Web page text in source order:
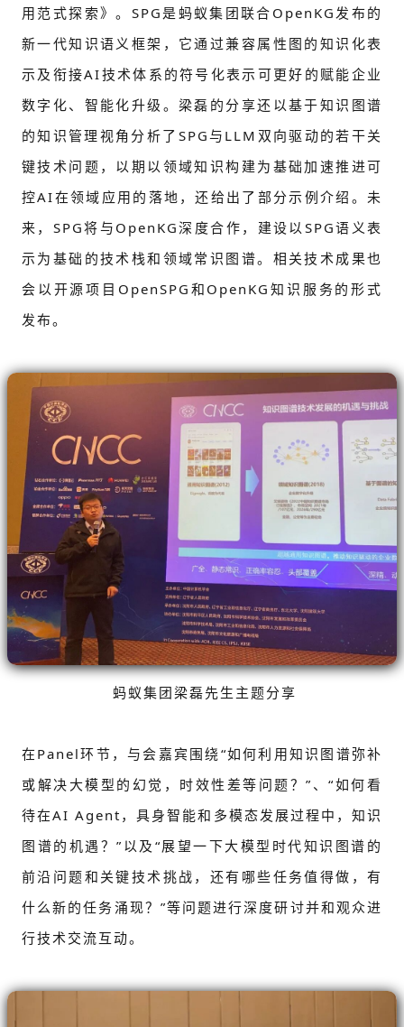
用范式探索》。SPG是蚂蚁集团联合OpenKG发布的
新一代知识语义框架，它通过兼容属性图的知识化表
示及衔接AI技术体系的符号化表示可更好的赋能企业
数字化、智能化升级。梁磊的分享还以基于知识图谱
的知识管理视角分析了SPG与LLM双向驱动的若干关
键技术问题，以期以领域知识构建为基础加速推进可
控AI在领域应用的落地，还给出了部分示例介绍。未
来，SPG将与OpenKG深度合作，建设以SPG语义表
示为基础的技术栈和领域常识图谱。相关技术成果也
会以开源项目 OpenSPG和OpenKG 知识服务的形式
发布。
蚂蚁集团梁磊先生主题分享
在Panel环节，与会嘉宾围绕“如何利用知识图谱弥补
或解决大模型的幻觉，时效性差等问题？”、“如何看
待在AI Agent，具身智能和多模态发展过程中，知识
图谱的机遇？”以及“展望一下大模型时代知识图谱的
前沿问题和关键技术挑战，还有哪些任务值得做，有
什么新的任务涌现？”等问题进行深度研讨并和观众进
行技术交流互动。